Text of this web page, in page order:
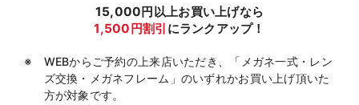
15,000円以上お買い上げなら
1,500円割引 にランクアップ！
WEBからご予約の上来店いただき、「メガネ一式・レン
ズ交換・メガネフレーム」のいずれかお買い上げ頂いた
方が対象です。